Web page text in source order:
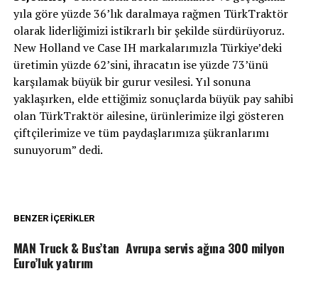
yıla göre yüzde 36’lık daralmaya rağmen TürkTraktör
olarak liderliğimizi istikrarlı bir şekilde sürdürüyoruz.
New Holland ve Case IH markalarımızla Türkiye’deki
üretimin yüzde 62’sini, ihracatın ise yüzde 73’ünü
karşılamak büyük bir gurur vesilesi. Yıl sonuna
yaklaşırken, elde ettiğimiz sonuçlarda büyük pay sahibi
olan TürkTraktör ailesine, ürünlerimize ilgi gösteren
çiftçilerimize ve tüm paydaşlarımıza şükranlarımı
sunuyorum” dedi.
BENZER İÇERIKLER
MAN Truck & Bus’tan Avrupa servis ağına 300 milyon
Euro’luk yatırım